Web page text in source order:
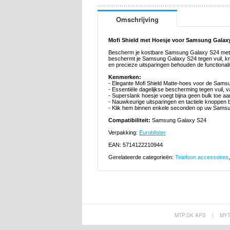
Omschrijving
Mofi Shield met Hoesje voor Samsung
Bescherm je kostbare Samsung Galaxy S24
beschermt je Samsung Galaxy S24 tegen vuil,
en precieze uitsparingen behouden de
Kenmerken:
- Elegante Mofi Shield Matte-hoes voor de
- Essentiële dagelijkse bescherming tegen vuil,
- Superslank hoesje voegt bijna geen bulk toe
- Nauwkeurige uitsparingen en tactiele knoppen
- Klik hem binnen enkele seconden op uw
Compatibiliteit: Samsung Galaxy S24
Verpakking: Euroblister
EAN: 5714122210944
Gerelateerde categorieën: Telefoon accessoires
MTP.DK APS |